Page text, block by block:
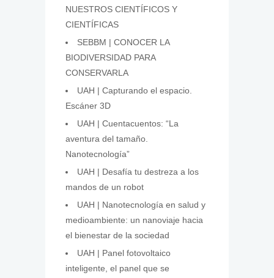
NUESTROS CIENTÍFICOS Y
CIENTÍFICAS
SEBBM | CONOCER LA
BIODIVERSIDAD PARA
CONSERVARLA
UAH | Capturando el espacio.
Escáner 3D
UAH | Cuentacuentos: “La
aventura del tamaño.
Nanotecnología”
UAH | Desafía tu destreza a los
mandos de un robot
UAH | Nanotecnología en salud y
medioambiente: un nanoviaje hacia
el bienestar de la sociedad
UAH | Panel fotovoltaico
inteligente, el panel que se